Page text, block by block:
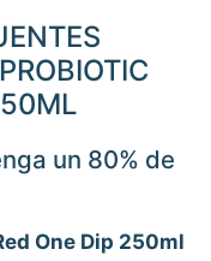
un 80% de
One Dip 250ml